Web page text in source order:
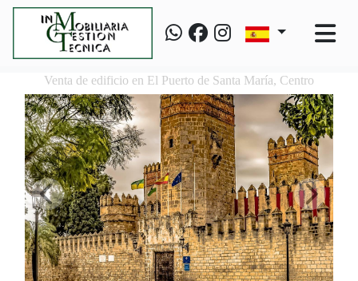
Venta de edificio en El Puerto de Santa María, Centro